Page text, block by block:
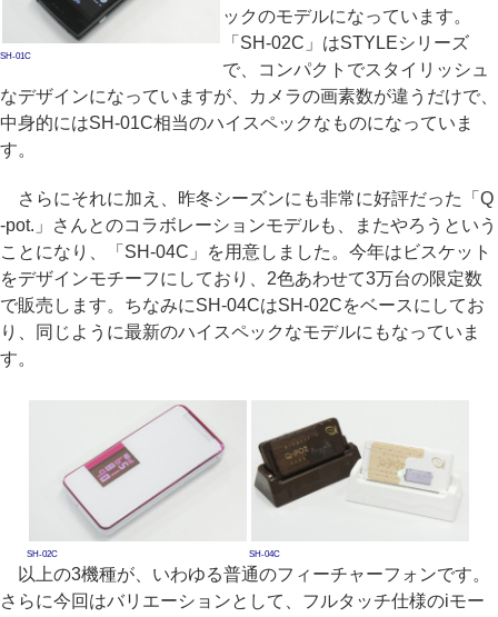
SH-01C
ックのモデルになっています。
「SH-02C」はSTYLEシリーズ
で、コンパクトでスタイリッシュ
なデザインになっていますが、カメラの画素数が違うだけで、
中身的にはSH-01C相当のハイスペックなものになっていま
す。
さらにそれに加え、昨冬シーズンにも非常に好評だった「Q
-pot.」さんとのコラボレーションモデルも、またやろうという
ことになり、「SH-04C」を用意しました。今年はビスケット
をデザインモチーフにしており、2色あわせて3万台の限定数
で販売します。ちなみにSH-04CはSH-02Cをベースにしてお
り、同じように最新のハイスペックなモデルにもなっていま
す。
SH-02C SH-04C
以上の3機種が、いわゆる普通のフィーチャーフォンです。
さらに今回はバリエーションとして、フルタッチ仕様のiモー